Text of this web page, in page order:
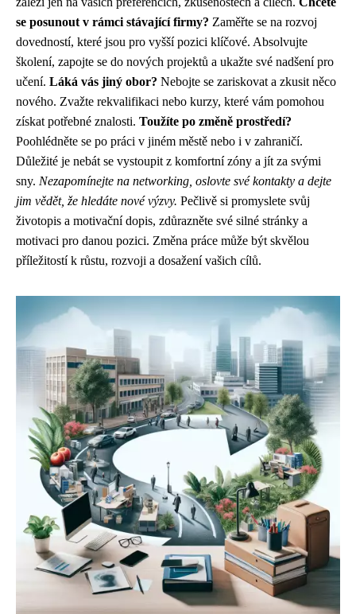
se posunout v rámci stávající firmy? Zaměřte se na rozvoj
dovedností, které jsou pro vyšší pozici klíčové. Absolvujte
školení, zapojte se do nových projektů a ukažte své nadšení pro
učení. Láká vás jiný obor? Nebojte se zariskovat a zkusit něco
nového. Zvažte rekvalifikaci nebo kurzy, které vám pomohou
získat potřebné znalosti. Toužíte po změně prostředí?
Poohlédněte se po práci v jiném městě nebo i v zahraničí.
Důležité je nebát se vystoupit z komfortní zóny a jít za svými
sny. Nezapomínejte na networking, oslovte své kontakty a dejte
jim vědět, že hledáte nové výzvy. Pečlivě si promyslete svůj
životopis a motivační dopis, zdůrazněte své silné stránky a
motivaci pro danou pozici. Změna práce může být skvělou
příležitostí k růstu, rozvoji a dosažení vašich cílů.